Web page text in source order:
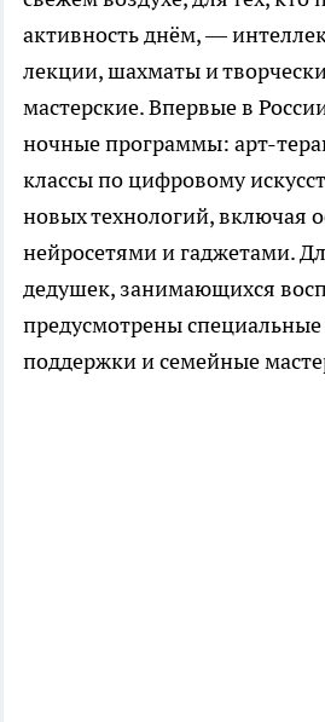
активность днём, —
лекции, шахматы и
мастерские. Впервые в
ночные программы: арт-
классы по цифровому
новых технологий, включая
нейросетями и гаджетами.
дедушек, занимающихся
предусмотрены
поддержки и семейные